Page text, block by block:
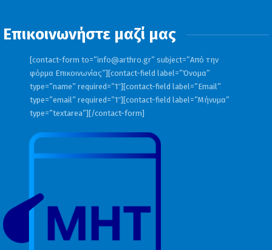
Επικοινωνήστε μαζί μας
[contact-form to=”info@arthro.gr” subject=”Από την
φόρμα Επικοινωνίας”][contact-field label=”Όνομα”
type=”name” required=”1″][contact-field label=”Email”
type=”email” required=”1″][contact-field label=”Μήνυμα”
type=”textarea”][/contact-form]